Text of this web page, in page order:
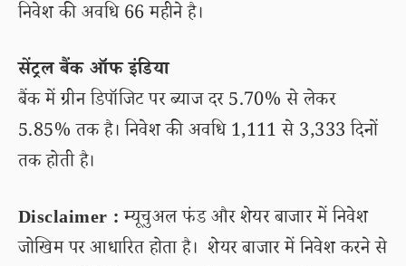
निवेश की अवधि 66 महीने है।
सेंट्रल बैंक ऑफ इंडिया
बैंक में ग्रीन डिपॉजिट पर ब्याज दर 5.70% से लेकर
5.85% तक है। निवेश की अवधि 1,111 से 3,333 दिनों
तक होती है।
Disclaimer :म्यूचुअल फंड और शेयर बाजार में निवेश
जोखिम पर आधारित होता है। शेयर बाजार में निवेश करने से